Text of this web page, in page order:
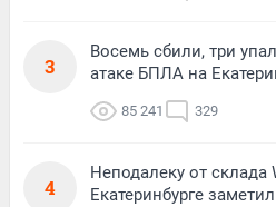
3
Восемь сбили, три
атаке БПЛА на
85 241 329
4
Неподалеку от склада
Екатеринбурге